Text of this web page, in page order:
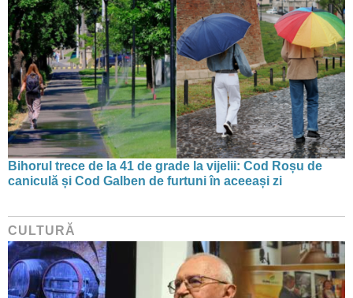
Bihorul trece de la 41 de grade la vijelii: Cod Roșu de
caniculă și Cod Galben de furtuni în aceeași zi
CULTURĂ